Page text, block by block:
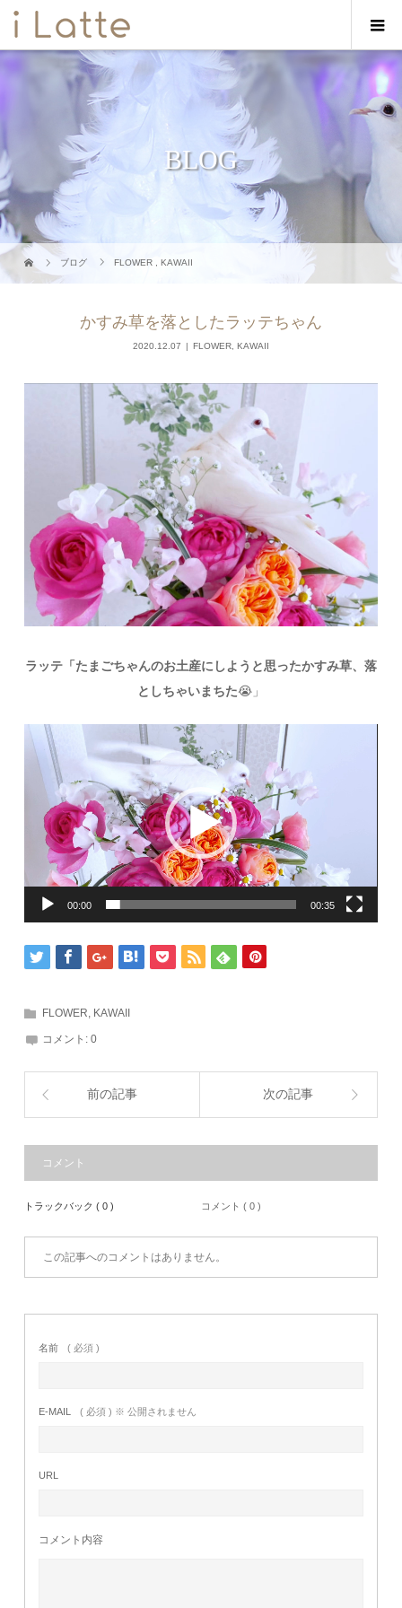
BLOG
ブログ FLOWER ,KAWAII
かすみ草を落としたラッテちゃん
2020.12.07 FLOWER KAWAII
ラッテ「たまごちゃんのお土産にしようと思ったかすみ草、落
としちゃいまちた😭 」
動
画
プ
00:00 00:35
FLOWER, KAWAII
コメント:0
前の記事 次の記事
コメント
トラックバック ( 0 ) コメント ( 0 )
この記事へのコメントはありません。
名前 ( 必須 )
E-MAIL ( 必須 ) ※ 公開されません
URL
コメント内容